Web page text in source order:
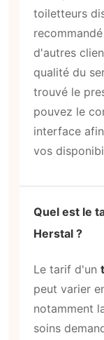
toiletteurs
d'autres
qualité du
trouvé le
pouvez le
interface
vos
Quel est le
Herstal ?
Le tarif d'un
peut varier
notamment
soins